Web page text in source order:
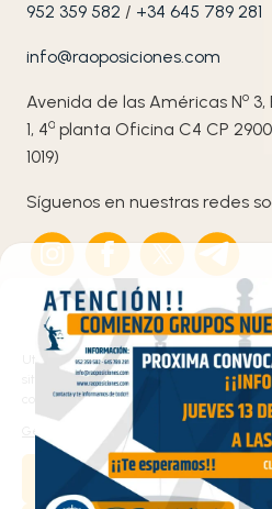
Gestionar el
de las cookies
Utilizamos cookies propias y de terceros
sitio web y personalizar el contenido.
configurarlas según sus preferencias o
Gestionar los servicios
952 359 582 / +34 645 789 281
info@raoposiciones.com
Avenida de las Américas No
1, 4ª planta Oficina C4 CP
1019)
Síguenos en nuestras redes
Haz clic en «Estoy de
Google
Política de